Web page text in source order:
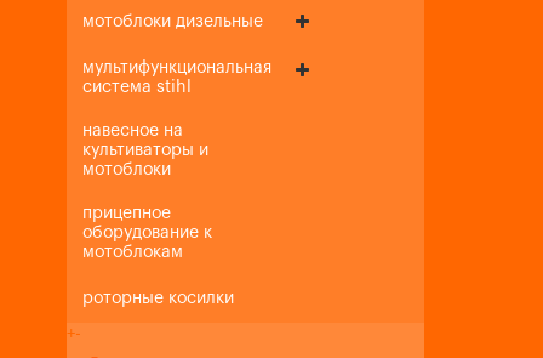
мотоблоки дизельные
мультифункциональная
система stihl
навесное на
культиваторы и
мотоблоки
прицепное
оборудование к
мотоблокам
роторные косилки
+-